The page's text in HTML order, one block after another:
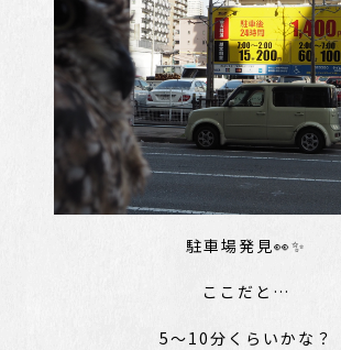
駐車場発見👀✨
ここだと…
5～10分くらいかな？